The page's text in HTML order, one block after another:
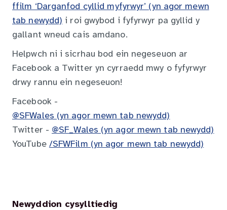
ffilm ‘Darganfod cyllid myfyrwyr’ (yn agor mewn
tab newydd) i roi gwybod i fyfyrwyr pa gyllid y
gallant wneud cais amdano.
Helpwch ni i sicrhau bod ein negeseuon ar
Facebook a Twitter yn cyrraedd mwy o fyfyrwyr
drwy rannu ein negeseuon!
Facebook -
@SFWales (yn agor mewn tab newydd)
Twitter - @SF_Wales (yn agor mewn tab newydd)
YouTube /SFWFilm (yn agor mewn tab newydd)
Newyddion cysylltiedig